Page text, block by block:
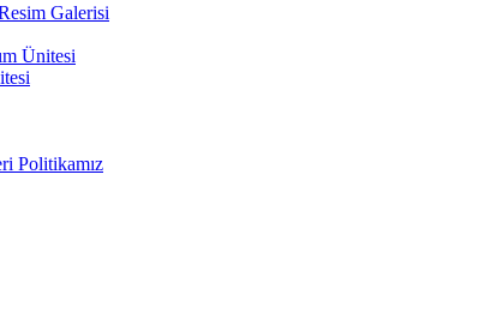
Galerisi
Ünitesi
Politikamız